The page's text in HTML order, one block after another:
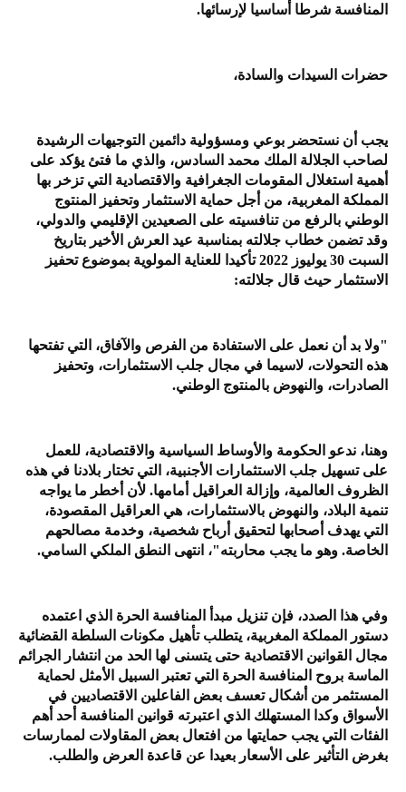
المنافسة شرطا أساسيا لإرسائها.
حضرات السيدات والسادة،
يجب أن نستحضر بوعي ومسؤولية دائمين التوجيهات الرشيدة
لصاحب الجلالة الملك محمد السادس، والذي ما فتئ يؤكد على
أهمية استغلال المقومات الجغرافية والاقتصادية التي تزخر بها
المملكة المغربية، من أجل حماية الاستثمار وتحفيز المنتوج
الوطني بالرفع من تنافسيته على الصعيدين الإقليمي والدولي،
وقد تضمن خطاب جلالته بمناسبة عيد العرش الأخير بتاريخ
السبت 30 يوليوز 2022 تأكيدا للعناية المولوية بموضوع تحفيز
الاستثمار حيث قال جلالته:
"ولا بد أن نعمل على الاستفادة من الفرص والآفاق، التي تفتحها
هذه التحولات، لاسيما في مجال جلب الاستثمارات، وتحفيز
الصادرات، والنهوض بالمنتوج الوطني.
وهنا، ندعو الحكومة والأوساط السياسية والاقتصادية، للعمل
على تسهيل جلب الاستثمارات الأجنبية، التي تختار بلادنا في هذه
الظروف العالمية، وإزالة العراقيل أمامها. لأن أخطر ما يواجه
تنمية البلاد، والنهوض بالاستثمارات، هي العراقيل المقصودة،
التي يهدف أصحابها لتحقيق أرباح شخصية، وخدمة مصالحهم
الخاصة. وهو ما يجب محاربته"، انتهى النطق الملكي السامي.
وفي هذا الصدد، فإن تنزيل مبدأ المنافسة الحرة الذي اعتمده
دستور المملكة المغربية، يتطلب تأهيل مكونات السلطة القضائية
مجال القوانين الاقتصادية حتى يتسنى لها الحد من انتشار الجرائم
الماسة بروح المنافسة الحرة التي تعتبر السبيل الأمثل لحماية
المستثمر من أشكال تعسف بعض الفاعلين الاقتصاديين في
الأسواق وكدا المستهلك الذي اعتبرته قوانين المنافسة أحد أهم
الفئات التي يجب حمايتها من افتعال بعض المقاولات لممارسات
بغرض التأثير على الأسعار بعيدا عن قاعدة العرض والطلب.